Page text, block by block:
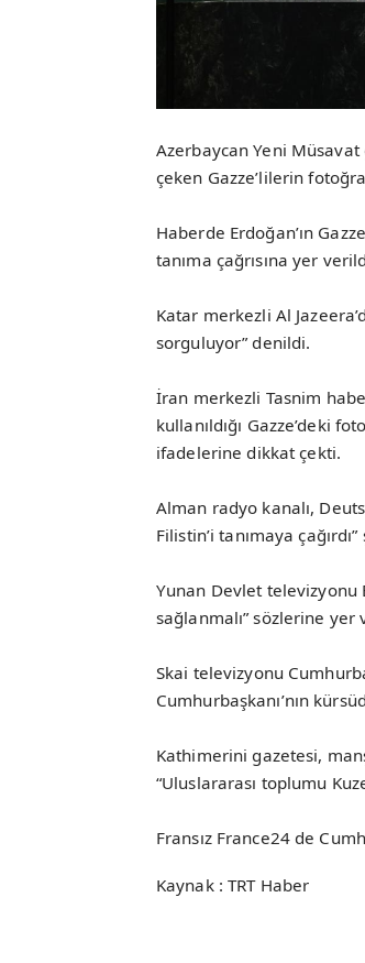
Azerbaycan Yeni Müsavat
çeken Gazze’lilerin
Haberde Erdoğan’ın
tanıma çağrısına yer
Katar merkezli Al
sorguluyor” denildi.
İran merkezli Tasnim
kullanıldığı Gazze’deki
ifadelerine dikkat çekti.
Alman radyo kanalı,
Filistin’i tanımaya
Yunan Devlet televizyonu
sağlanmalı” sözlerine yer
Skai televizyonu
Cumhurbaşkanı’nın
Kathimerini gazetesi,
“Uluslararası toplumu
Fransız France24 de
Kaynak : TRT Haber